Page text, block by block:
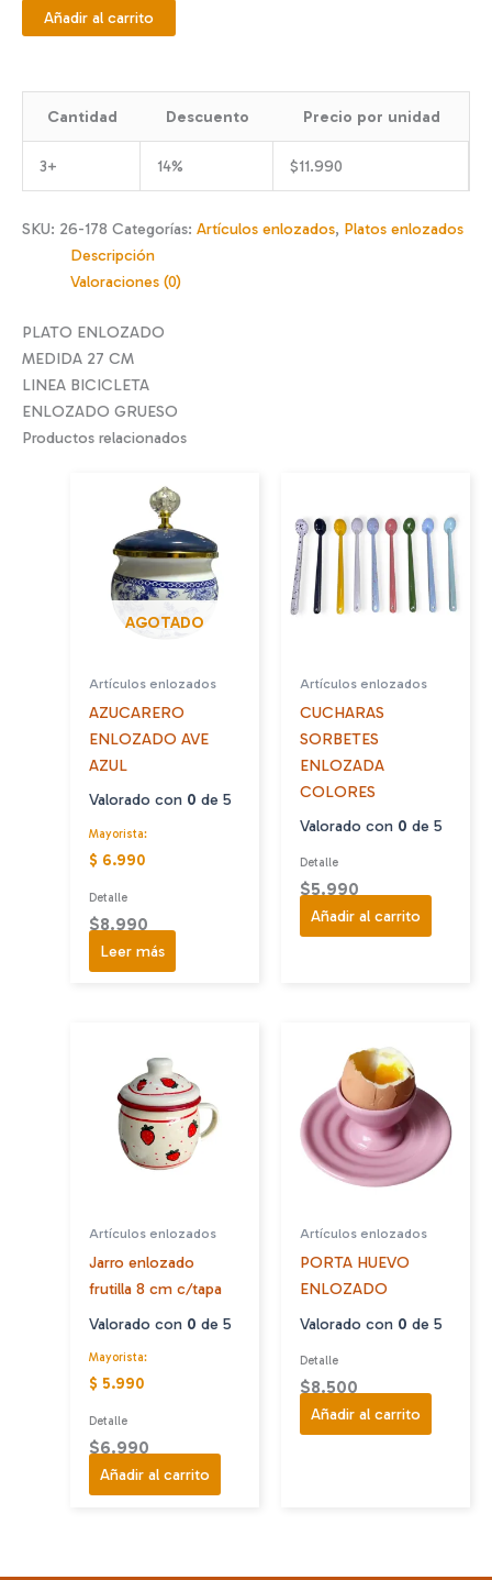
Bicicleta
27
cantidad
Añadir al carrito
Cantidad Descuento Precio por unidad
3+ 14% $11.990
SKU: 26-178 Categorías: Artículos enlozados, Platos enlozados
Descripción
Valoraciones (0)
PLATO ENLOZADO
MEDIDA 27 CM
LINEA BICICLETA
ENLOZADO GRUESO
Productos relacionados
AGOTADO
Artículos enlozados
AZUCARERO
ENLOZADO AVE
AZUL
Valorado con 0 de 5
Mayorista:
$ 6.990
Detalle
$8.990
Leer más
Artículos enlozados
CUCHARAS
SORBETES
ENLOZADA
COLORES
Valorado con 0 de 5
Detalle
$5.990
Añadir al carrito
Artículos enlozados
Jarro enlozado
frutilla 8 cm c/tapa
Valorado con 0 de 5
Mayorista:
$ 5.990
Detalle
$6.990
Añadir al carrito
Artículos enlozados
PORTA HUEVO
ENLOZADO
Valorado con 0 de 5
Detalle
$8.500
Añadir al carrito